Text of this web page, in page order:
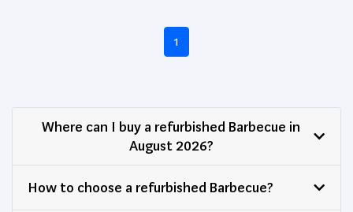
1
Where can I buy a refurbished Barbecue in
August 2026?
How to choose a refurbished Barbecue?